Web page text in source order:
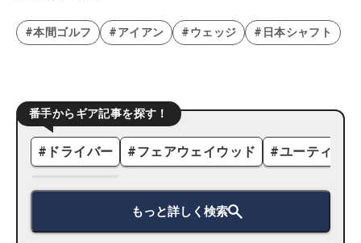
#本間ゴルフ #アイアン #ウェッジ #日本シャフト
番手からギア記事を探す！
# ドライバー #フェアウェイウッド #ユーティリ
もっと詳しく検索